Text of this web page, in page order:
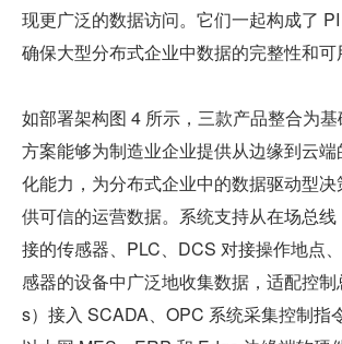
现更广泛的数据访问。它们一起构成了
确保大型分布式企业中数据的完整性和可
如部署架构图 4 所示，三款产品整合为
方案能够为制造业企业提供从边缘到云
化能力，为分布式企业中的数据驱动型
供可信的运营数据。系统支持从在场总
接的传感器、PLC、DCS 对接操作地点
感器的设备中广泛地收集数据，适配控
s）接入 SCADA、OPC 系统采集控制指